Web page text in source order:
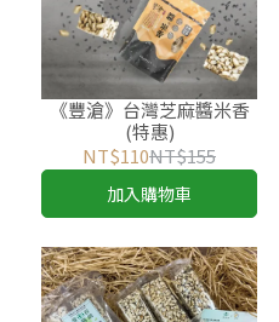
《豐滄》台灣芝麻醬米香
(特惠)
NT$110NT$155
加入購物車